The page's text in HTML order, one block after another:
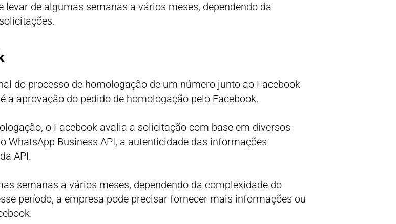
levar de algumas semanas a vários meses, dependendo da
do processo de homologação de um número junto ao Facebook
a aprovação do pedido de homologação pelo Facebook.
o Facebook avalia a solicitação com base em diversos
Business API, a autenticidade das informações
API.
semanas a vários meses, dependendo da complexidade do
período, a empresa pode precisar fornecer mais informações ou